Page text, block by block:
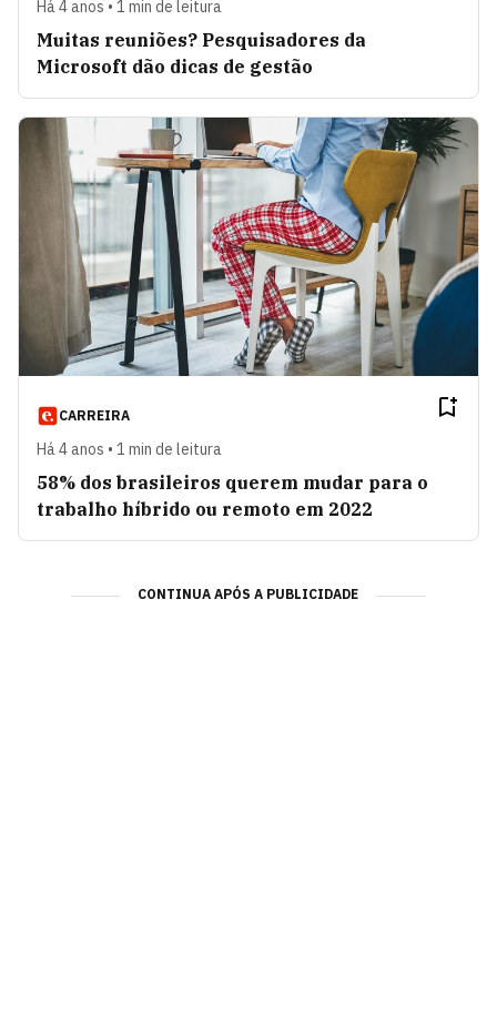
Há 4 anos • 1 min de leitura
Muitas reuniões? Pesquisadores da
Microsoft dão dicas de gestão
CARREIRA
Há 4 anos • 1 min de leitura
58% dos brasileiros querem mudar para o
trabalho híbrido ou remoto em 2022
CONTINUA APÓS A PUBLICIDADE